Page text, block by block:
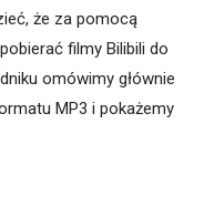
że za pomocą
filmy Bilibili do
omówimy głównie
MP3 i pokażemy